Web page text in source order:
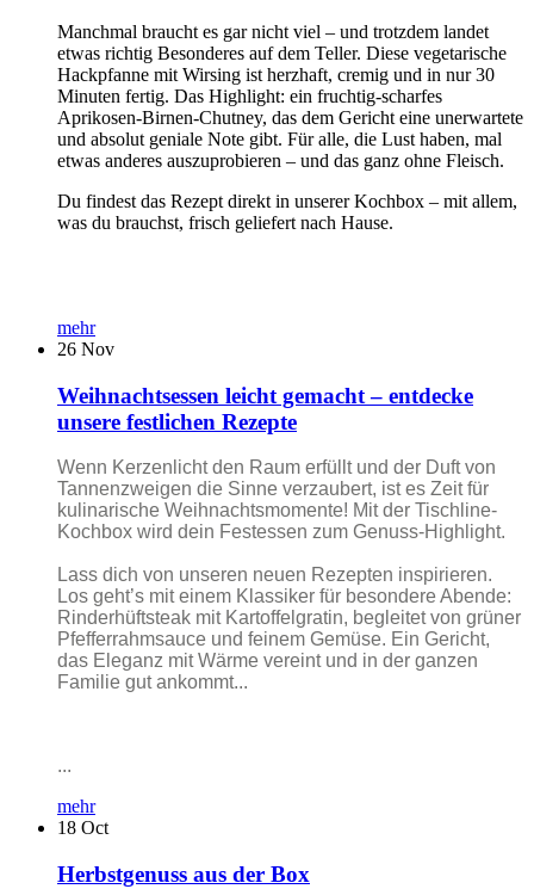
Manchmal braucht es gar nicht viel – und trotzdem landet
etwas richtig Besonderes auf dem Teller. Diese vegetarische
Hackpfanne mit Wirsing ist herzhaft, cremig und in nur 30
Minuten fertig. Das Highlight: ein fruchtig-scharfes
Aprikosen-Birnen-Chutney, das dem Gericht eine unerwartete
und absolut geniale Note gibt. Für alle, die Lust haben, mal
etwas anderes auszuprobieren – und das ganz ohne Fleisch.
Du findest das Rezept direkt in unserer Kochbox – mit allem,
was du brauchst, frisch geliefert nach Hause.
mehr
26 Nov
Weihnachtsessen leicht gemacht – entdecke
unsere festlichen Rezepte
Wenn Kerzenlicht den Raum erfüllt und der Duft von
Tannenzweigen die Sinne verzaubert, ist es Zeit für
kulinarische Weihnachtsmomente! Mit der Tischline-
Kochbox wird dein Festessen zum Genuss-Highlight.
Lass dich von unseren neuen Rezepten inspirieren.
Los geht’s mit einem Klassiker für besondere Abende:
Rinderhüftsteak mit Kartoffelgratin, begleitet von grüner
Pfefferrahmsauce und feinem Gemüse. Ein Gericht,
das Eleganz mit Wärme vereint und in der ganzen
Familie gut ankommt...
...
mehr
18 Oct
Herbstgenuss aus der Box